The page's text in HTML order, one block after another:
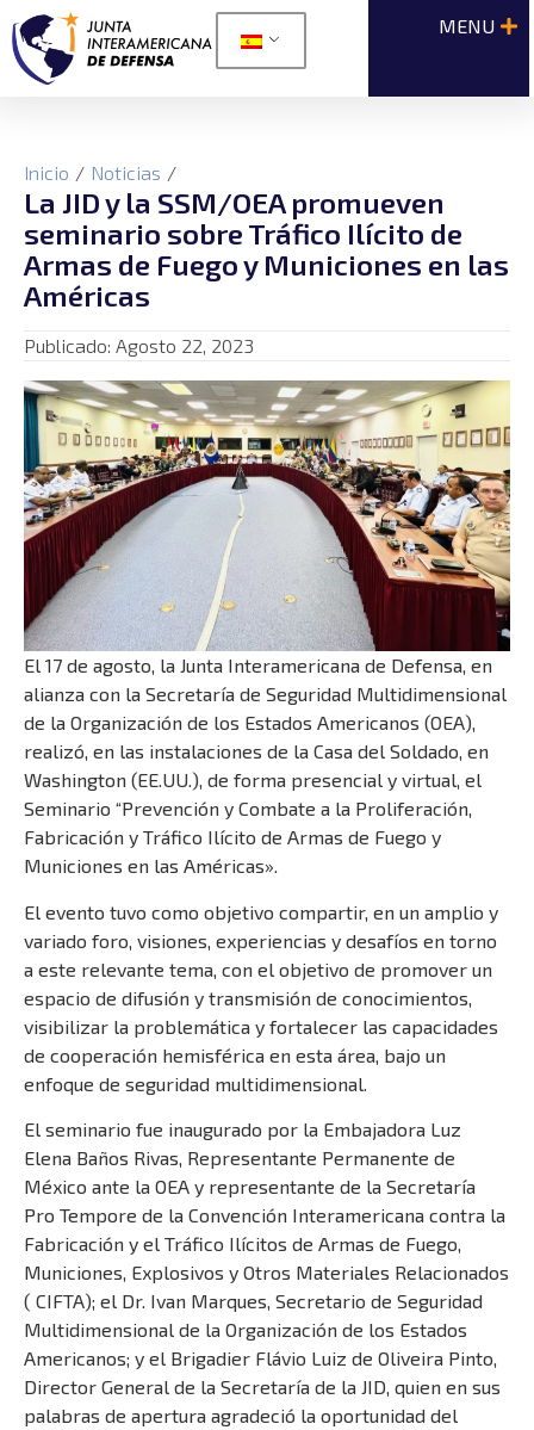
Inicio / Noticias /
La JID y la SSM/OEA promueven
seminario sobre Tráfico Ilícito de
Armas de Fuego y Municiones en las
Américas
Publicado: Agosto 22, 2023
El 17 de agosto, la Junta Interamericana de Defensa, en
alianza con la Secretaría de Seguridad Multidimensional
de la Organización de los Estados Americanos (OEA),
realizó, en las instalaciones de la Casa del Soldado, en
Washington (EE.UU.), de forma presencial y virtual, el
Seminario “Prevención y Combate a la Proliferación,
Fabricación y Tráfico Ilícito de Armas de Fuego y
Municiones en las Américas».
El evento tuvo como objetivo compartir, en un amplio y
variado foro, visiones, experiencias y desafíos en torno
a este relevante tema, con el objetivo de promover un
espacio de difusión y transmisión de conocimientos,
visibilizar la problemática y fortalecer las capacidades
de cooperación hemisférica en esta área, bajo un
enfoque de seguridad multidimensional.
El seminario fue inaugurado por la Embajadora Luz
Elena Baños Rivas, Representante Permanente de
México ante la OEA y representante de la Secretaría
Pro Tempore de la Convención Interamericana contra la
Fabricación y el Tráfico Ilícitos de Armas de Fuego,
Municiones, Explosivos y Otros Materiales Relacionados
( CIFTA); el Dr. Ivan Marques, Secretario de Seguridad
Multidimensional de la Organización de los Estados
Americanos; y el Brigadier Flávio Luiz de Oliveira Pinto,
Director General de la Secretaría de la JID, quien en sus
palabras de apertura agradeció la oportunidad del